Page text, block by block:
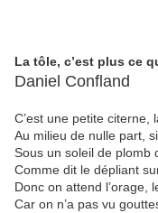
La tôle, c’est plus ce
Daniel Confland
C’est une petite citerne,
Au milieu de nulle part,
Sous un soleil de plomb
Comme dit le dépliant
Donc on attend l’orage,
Car on n’a pas vu